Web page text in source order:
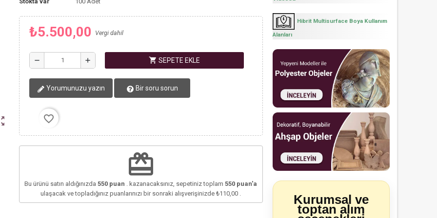
₺5.500,00 Vergi dahil
remove add shopping_cart SEPETE EKLE
Yorumunuzu yazın Bir soru sorun
favorite_border
redeem
Bu ürünü satın aldığınızda550 puan . kazanacaksınız, sepetiniz toplam550 puan'a
ulaşacak ve topladığınız puanlarınızı bir sonraki alışverişinizde₺110,00
Hibrit Multisurface Boya Kullanım
Alanları
Kurumsal ve
toptan alım